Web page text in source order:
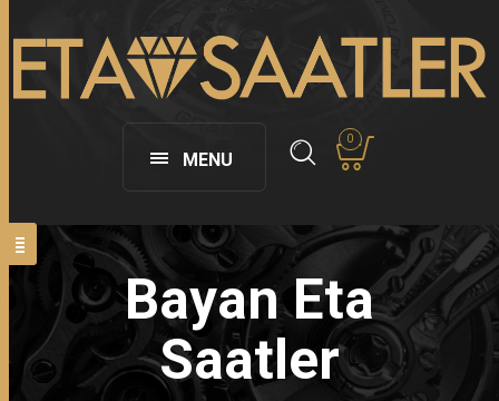
MENU
0
Bayan Eta
Saatler